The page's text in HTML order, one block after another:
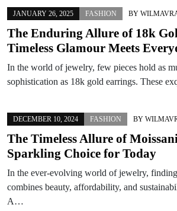
JANUARY 26, 2025 FASHION BY
The Enduring Allure of 18k
Timeless Glamour Meets
In the world of jewelry, few pieces hold as
sophistication as 18k gold earrings. These
DECEMBER 10, 2024 FASHION BY
The Timeless Allure of
Sparkling Choice for Today
In the ever-evolving world of jewelry,
combines beauty, affordability, and
A…